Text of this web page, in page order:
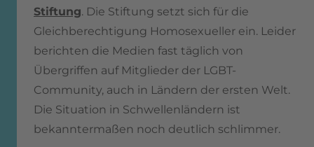
Stiftung. Die Stiftung setzt sich für die
Gleichberechtigung Homosexueller ein. Leider
berichten die Medien fast täglich von
Übergriffen auf Mitglieder der LGBT-
Community, auch in Ländern der ersten Welt.
Die Situation in Schwellenländern ist
bekanntermaßen noch deutlich schlimmer.